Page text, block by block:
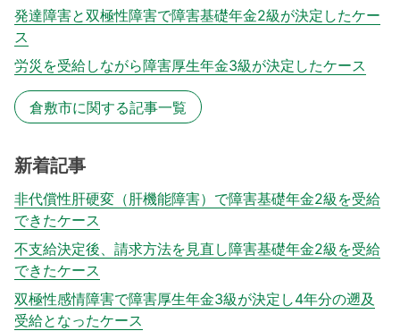
発達障害と双極性障害で障害基礎年金2級が決定したケー
ス
労災を受給しながら障害厚生年金3級が決定したケース
倉敷市に関する記事一覧
新着記事
非代償性肝硬変（肝機能障害）で障害基礎年金2級を受給
できたケース
不支給決定後、請求方法を見直し障害基礎年金2級を受給
できたケース
双極性感情障害で障害厚生年金3級が決定し4年分の遡及
受給となったケース